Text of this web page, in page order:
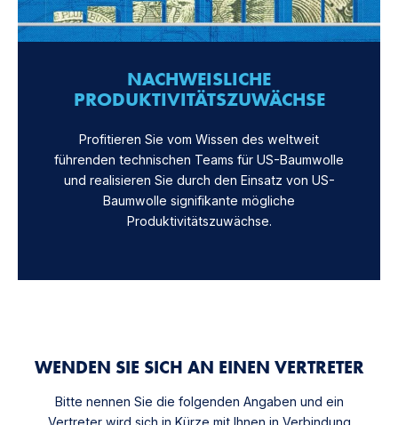
NACHWEISLICHE
PRODUKTIVITÄTSZUWÄCHSE
Profitieren Sie vom Wissen des weltweit
führenden technischen Teams für US-Baumwolle
und realisieren Sie durch den Einsatz von US-
Baumwolle signifikante mögliche
Produktivitätszuwächse.
WENDEN SIE SICH AN EINEN VERTRETER
Bitte nennen Sie die folgenden Angaben und ein
Vertreter wird sich in Kürze mit Ihnen in Verbindung